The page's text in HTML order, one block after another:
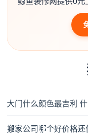
大门什么颜色最吉利
搬家公司哪个好价格还